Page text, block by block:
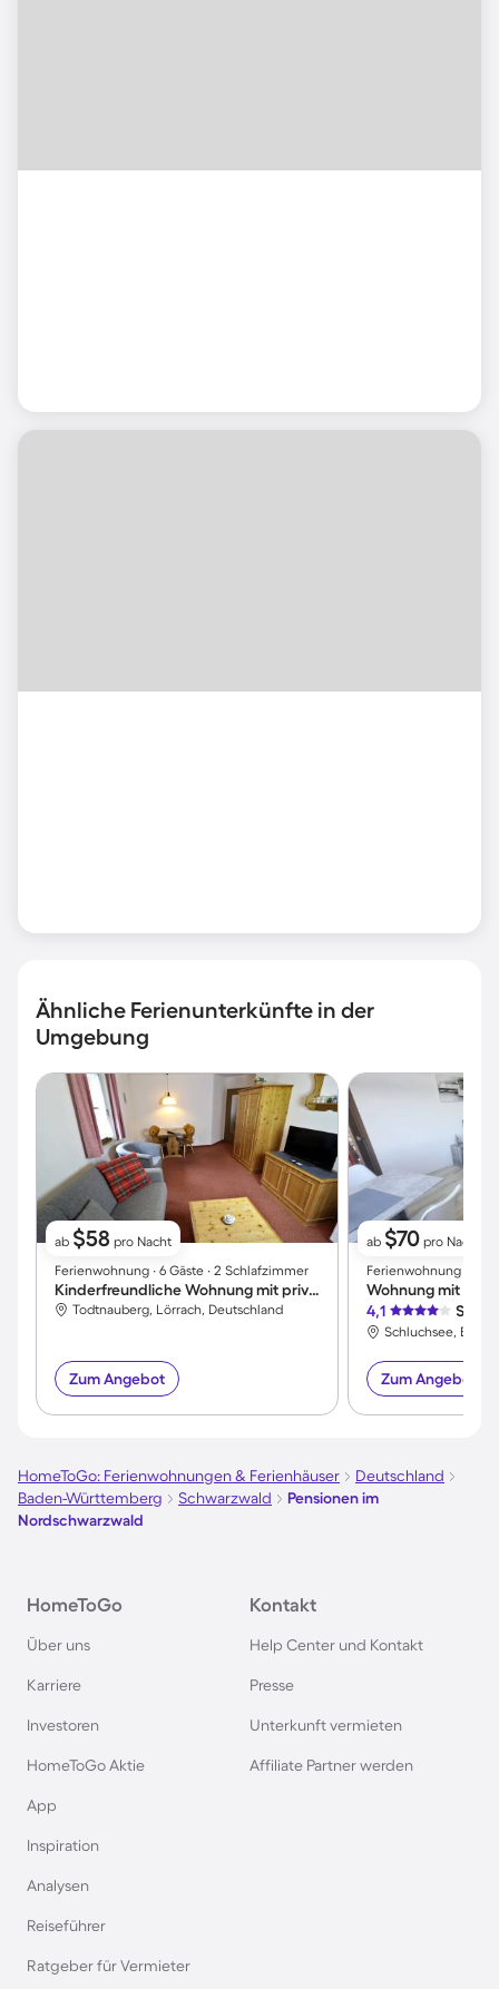
Ähnliche Ferienunterkünfte in der
Umgebung
ab $58 pro Nacht
Ferienwohnung ∙ 6 Gäste ∙ 2 Schlafzimmer
Kinderfreundliche Wohnung mit privatem Pool | Nah am Skifahren
Todtnauberg, Lörrach, Deutschland
Zum Angebot
ab $70 pro Nacht
Ferienwohnung ∙ 4
4,1 Sehr
Zum Angebot
HomeToGo: Ferienwohnungen & Ferienhäuser
Deutschland
Baden-Württemberg
Schwarzwald
Pensionen im
Nordschwarzwald
HomeToGo
Über uns
Karriere
Investoren
HomeToGo Aktie
App
Inspiration
Analysen
Reiseführer
Ratgeber für Vermieter
Kontakt
Help Center und Kontakt
Presse
Unterkunft vermieten
Affiliate Partner werden